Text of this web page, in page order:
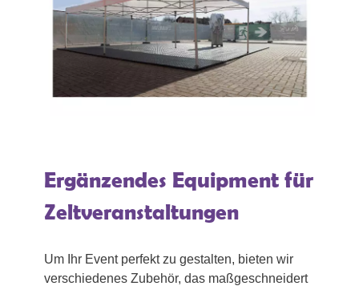
Ergänzendes Equipment für
Zeltveranstaltungen
Um Ihr Event perfekt zu gestalten, bieten wir
verschiedenes Zubehör, das maßgeschneidert